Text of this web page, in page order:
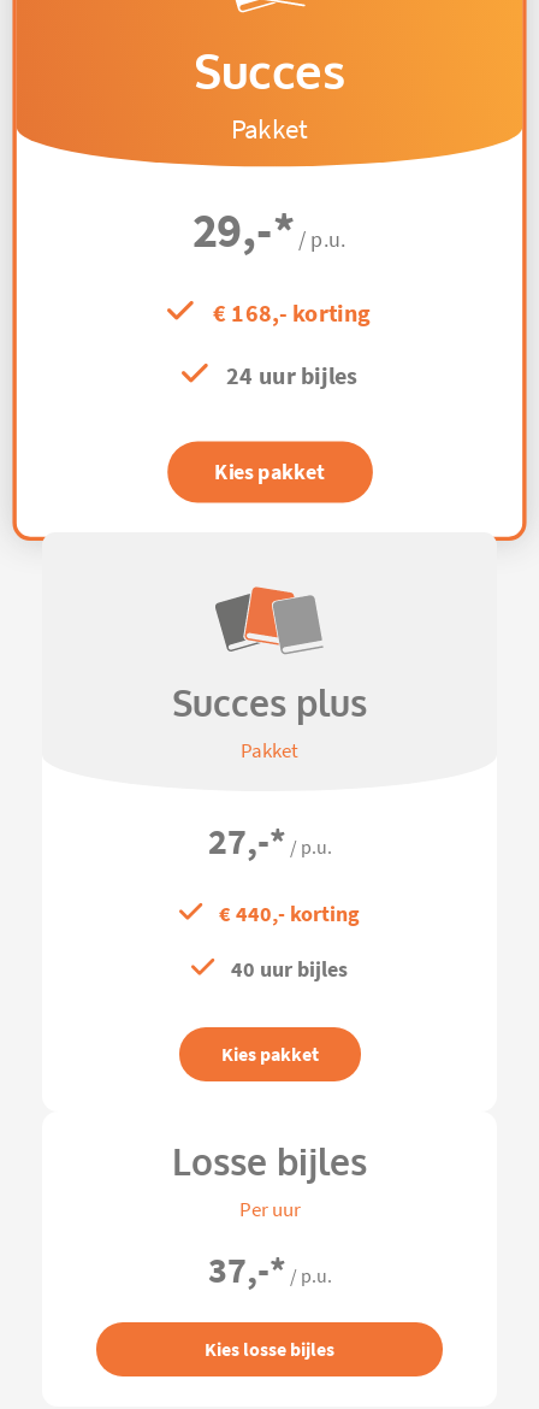
Succes
Pakket
29,-* / p.u.
€ 168,- korting
24 uur bijles
Kies pakket
Succes plus
Pakket
27,-* / p.u.
€ 440,- korting
40 uur bijles
Kies pakket
Losse bijles
Per uur
37,-* / p.u.
Kies losse bijles